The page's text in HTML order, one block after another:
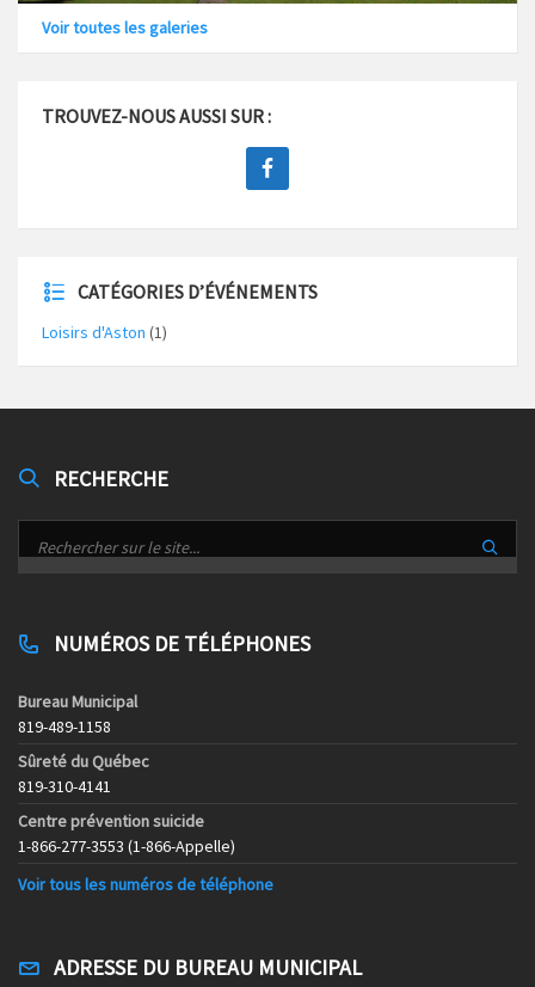
Voir toutes les galeries
TROUVEZ-NOUS AUSSI SUR :
CATÉGORIES D’ÉVÉNEMENTS
Loisirs d'Aston (1)
RECHERCHE
NUMÉROS DE TÉLÉPHONES
Bureau Municipal
819-489-1158
Sûreté du Québec
819-310-4141
Centre prévention suicide
1-866-277-3553 (1-866-Appelle)
Voir tous les numéros de téléphone
ADRESSE DU BUREAU MUNICIPAL